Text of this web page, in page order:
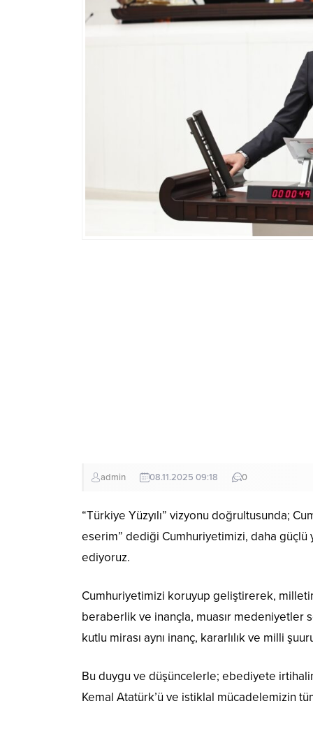
admin 08.11.2025 09:18 0
“Türkiye Yüzyılı” vizyonu doğrultusunda;
eserim” dediği Cumhuriyetimizi, daha güçlü
ediyoruz.
Cumhuriyetimizi koruyup geliştirerek,
beraberlik ve inançla, muasır
kutlu mirası aynı inanç, kararlılık ve milli
Bu duygu ve düşüncelerle; ebediyete
Kemal Atatürk’ü ve istiklal mücadelemizin